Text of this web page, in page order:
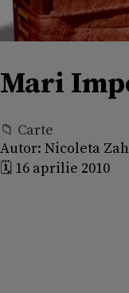
Mari
📁 Carte
Autor: Nicoleta
🗓️ 16 aprilie 2010